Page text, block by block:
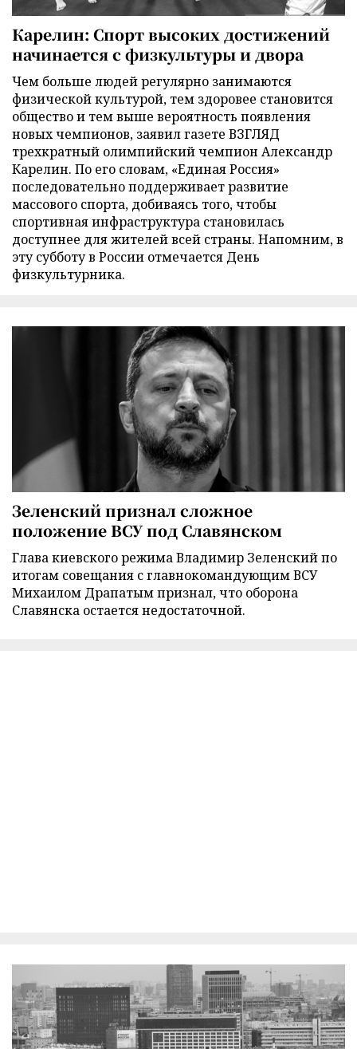
Карелин: Спорт высоких достижений
начинается с физкультуры и двора
Чем больше людей регулярно занимаются
физической культурой, тем здоровее становится
общество и тем выше вероятность появления
новых чемпионов, заявил газете ВЗГЛЯД
трехкратный олимпийский чемпион Александр
Карелин. По его словам, «Единая Россия»
последовательно поддерживает развитие
массового спорта, добиваясь того, чтобы
спортивная инфраструктура становилась
доступнее для жителей всей страны. Напомним, в
эту субботу в России отмечается День
физкультурника.
Зеленский признал сложное
положение ВСУ под Славянском
Глава киевского режима Владимир Зеленский по
итогам совещания с главнокомандующим ВСУ
Михаилом Драпатым признал, что оборона
Славянска остается недостаточной.